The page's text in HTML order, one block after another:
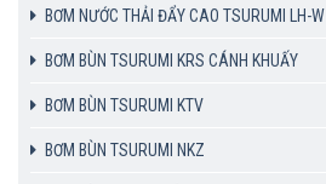
BƠM NƯỚC THẢI ĐẨY CAO TSURUMI LH-W
BƠM BÙN TSURUMI KRS CÁNH KHUẤY
BƠM BÙN TSURUMI KTV
BƠM BÙN TSURUMI NKZ